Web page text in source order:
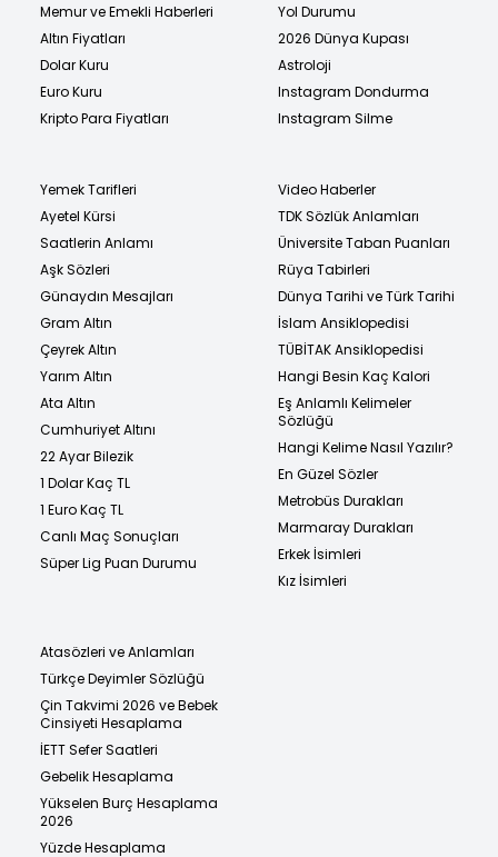
Memur ve Emekli Haberleri
Altın Fiyatları
Dolar Kuru
Euro Kuru
Kripto Para Fiyatları
Yol Durumu
2026 Dünya Kupası
Astroloji
Instagram Dondurma
Instagram Silme
Yemek Tarifleri
Ayetel Kürsi
Saatlerin Anlamı
Aşk Sözleri
Günaydın Mesajları
Gram Altın
Çeyrek Altın
Yarım Altın
Ata Altın
Cumhuriyet Altını
22 Ayar Bilezik
1 Dolar Kaç TL
1 Euro Kaç TL
Canlı Maç Sonuçları
Süper Lig Puan Durumu
Video Haberler
TDK Sözlük Anlamları
Üniversite Taban Puanları
Rüya Tabirleri
Dünya Tarihi ve Türk Tarihi
İslam Ansiklopedisi
TÜBİTAK Ansiklopedisi
Hangi Besin Kaç Kalori
Eş Anlamlı Kelimeler
Sözlüğü
Hangi Kelime Nasıl Yazılır?
En Güzel Sözler
Metrobüs Durakları
Marmaray Durakları
Erkek İsimleri
Kız İsimleri
Atasözleri ve Anlamları
Türkçe Deyimler Sözlüğü
Çin Takvimi 2026 ve Bebek
Cinsiyeti Hesaplama
İETT Sefer Saatleri
Gebelik Hesaplama
Yükselen Burç Hesaplama
2026
Yüzde Hesaplama